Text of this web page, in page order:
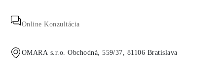
Online Konzultácia
OMARA s.r.o. Obchodná, 559/37, 81106 Bratislava